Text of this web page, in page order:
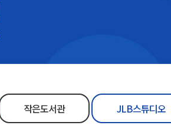
작은도서관 JLB스튜디오